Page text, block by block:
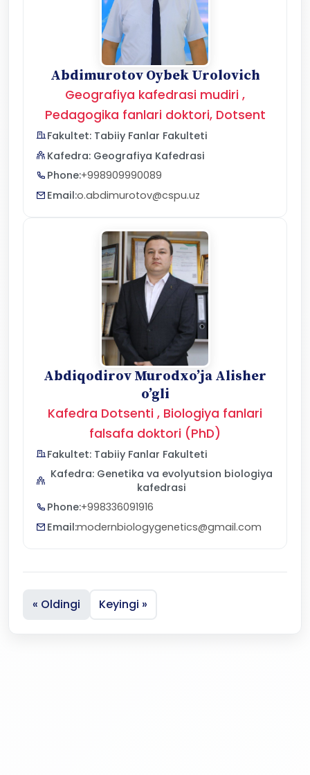
Abdimurotov Oybek Urolovich
Geografiya kafedrasi mudiri ,
Pedagogika fanlari doktori, Dotsent
Fakultet: Tabiiy Fanlar Fakulteti
Kafedra: Geografiya Kafedrasi
Phone:+998909990089
Email:o.abdimurotov@cspu.uz
Abdiqodirov Murodxo’ja Alisher
o’gli
Kafedra Dotsenti , Biologiya fanlari
falsafa doktori (PhD)
Fakultet: Tabiiy Fanlar Fakulteti
Kafedra: Genetika va evolyutsion biologiya
kafedrasi
Phone:+998336091916
Email:modernbiologygenetics@gmail.com
« Oldingi Keyingi »